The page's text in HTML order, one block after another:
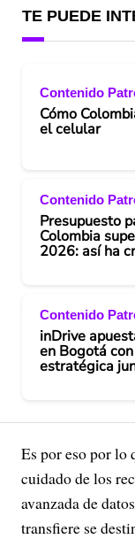
TE PUEDE
Contenido
Cómo
el celular
Contenido
Presupuesto
Colombia
2026: así ha
Contenido
inDrive
en Bogotá
estratégica
Es por eso por lo
cuidado de los
avanzada de
transfiere se